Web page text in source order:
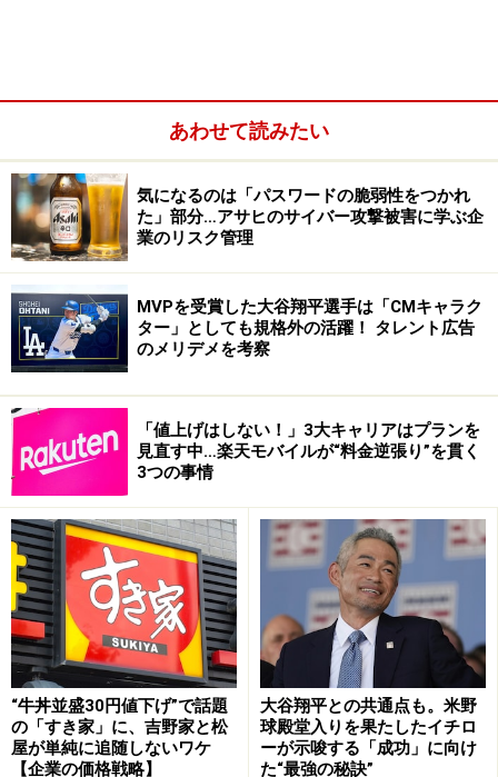
します。例えば、ルーチン業務の流れを書き示した業
務マニュアルが残業作業を前提としたものになっていな
いか、配置人員数からみて確実にオーバーワークをもた
らすものになっていたりしないか、という目で「制度」
の見直しを検討することが大切です。
「制度」の実態調査を受けた整備をおこなった後には、
その「制度」を最大限に活用できるような「
」体制
の見直しも必要
基本的には「戦略」の変更によって求められるケースが
一般的なのですが、“ブラック”回避のような「コンプラ
イアンス」の徹底をはかるための「制度」変更がある場
合には、例外的に「制度」の効率的な運用を促す目的で
変更される場合もあるのです。
次ページ：ソフト改善の要は管理者、そして経営者の意
識
※記事内容は執筆時点のものです。最新の内容をご確認くださ
い。
次のページへ
あわせて読みたい
気になるのは「パスワードの脆弱性をつかれ
た」部分…アサヒのサイバー攻撃被害に学ぶ企
業のリスク管理
MVPを受賞した大谷翔平選手は「CMキャラク
ター」としても規格外の活躍！ タレント広告
のメリデメを考察
「値上げはしない！」3大キャリアはプランを
見直す中…楽天モバイルが“料金逆張り”を貫く
3つの事情
“牛丼並盛30円値下げ”で話題
の「すき家」に、吉野家と松
屋が単純に追随しないワケ
【企業の価格戦略】
大谷翔平との共通点も。米野
球殿堂入りを果たしたイチロ
ーが示唆する「成功」に向け
た“最強の秘訣”